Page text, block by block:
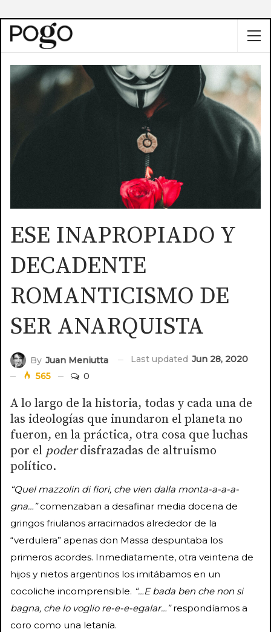
ESE INAPROPIADO Y
DECADENTE
ROMANTICISMO DE
SER ANARQUISTA
By Juan Meniutta Last updated Jun 28, 2020
565
0
A lo largo de la historia, todas y cada una de
las ideologías que inundaron el planeta no
fueron, en la práctica, otra cosa que luchas
por el poderdisfrazadas de altruismo
político.
“Quel mazzolin di fiori, che vien dalla monta-a-a-a-
gna…”comenzaban a desafinar media docena de
gringos friulanos arracimados alrededor de la
“verdulera” apenas don Massa despuntaba los
primeros acordes. Inmediatamente, otra veintena de
hijos y nietos argentinos los imitábamos en un
cocoliche incomprensible. “…E bada ben che non si
bagna, che lo voglio re-e-e-egalar…”respondíamos a
coro como una letanía.